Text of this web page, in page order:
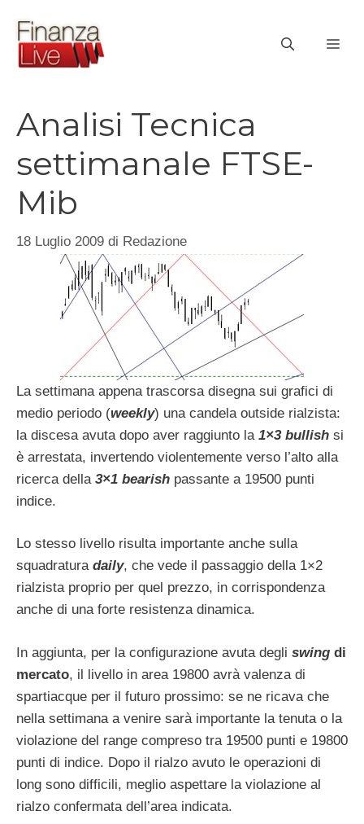
contenuto
Analisi Tecnica
settimanale FTSE-
Mib
18 Luglio 2009 di Redazione
La settimana appena trascorsa disegna sui grafici di
medio periodo (weekly) una candela outside rialzista:
la discesa avuta dopo aver raggiunto la 1×3 bullish si
è arrestata, invertendo violentemente verso l’alto alla
ricerca della 3×1 bearish passante a 19500 punti
indice.
Lo stesso livello risulta importante anche sulla
squadratura daily, che vede il passaggio della 1×2
rialzista proprio per quel prezzo, in corrispondenza
anche di una forte resistenza dinamica.
In aggiunta, per la configurazione avuta degli swing di
mercato, il livello in area 19800 avrà valenza di
spartiacque per il futuro prossimo: se ne ricava che
nella settimana a venire sarà importante la tenuta o la
violazione del range compreso tra 19500 punti e 19800
punti di indice. Dopo il rialzo avuto le operazioni di
long sono difficili, meglio aspettare la violazione al
rialzo confermata dell’area indicata.